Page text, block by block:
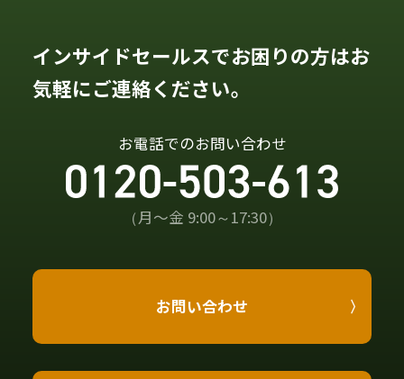
インサイドセールスでお困りの方はお
気軽にご連絡ください。
お電話でのお問い合わせ
（月〜金 9:00～17:30）
お問い合わせ